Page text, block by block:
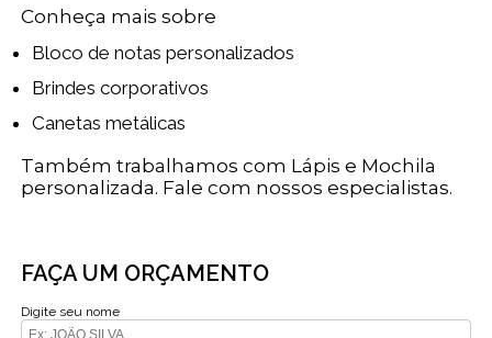
Conheça mais sobre
Bloco de notas personalizados
Brindes corporativos
Canetas metálicas
Também trabalhamos com Lápis e Mochila
personalizada. Fale com nossos especialistas.
FAÇA UM ORÇAMENTO
Digite seu nome